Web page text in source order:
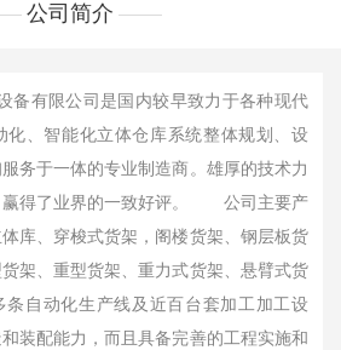
公司简介
有限公司是国内较早致力于各种现代
化、智能化立体仓库系统整体规划、设
务于一体的专业制造商。雄厚的技术力
赢得了业界的一致好评。 公司主要产
库、穿梭式货架，阁楼货架、钢层板货
架、重型货架、重力式货架、悬臂式货
动化生产线及近百台套加工加工设
装配能力，而且具备完善的工程实施和